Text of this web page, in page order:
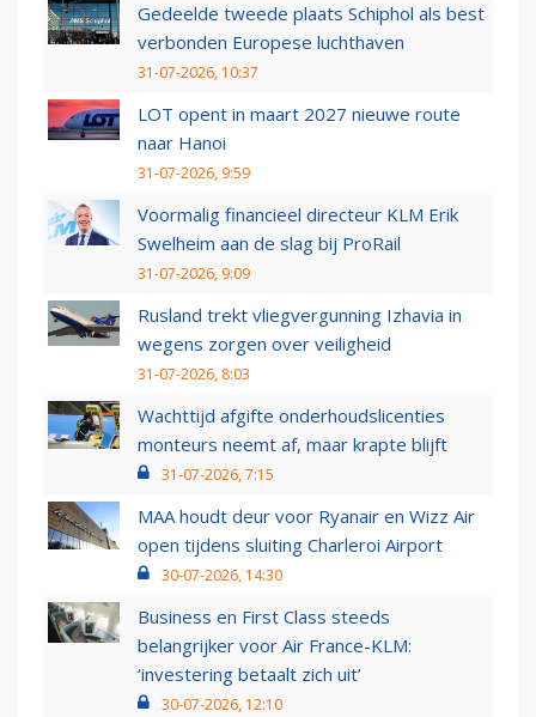
Gedeelde tweede plaats Schiphol als best
verbonden Europese luchthaven
31-07-2026, 10:37
LOT opent in maart 2027 nieuwe route
naar Hanoi
31-07-2026, 9:59
Voormalig financieel directeur KLM Erik
Swelheim aan de slag bij ProRail
31-07-2026, 9:09
Rusland trekt vliegvergunning Izhavia in
wegens zorgen over veiligheid
31-07-2026, 8:03
Wachttijd afgifte onderhoudslicenties
monteurs neemt af, maar krapte blijft
31-07-2026, 7:15
MAA houdt deur voor Ryanair en Wizz Air
open tijdens sluiting Charleroi Airport
30-07-2026, 14:30
Business en First Class steeds
belangrijker voor Air France-KLM:
‘investering betaalt zich uit’
30-07-2026, 12:10